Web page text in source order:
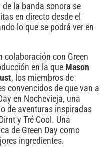
de la banda sonora se
en directo desde el
lo que se podrá ver en
colaboración con Green
en la que Mason
, los miembros de
convencidos de que van a
en Nochevieja, una
de aventuras inspiradas
y Tré Cool. Una
de Green Day como
ingredientes.